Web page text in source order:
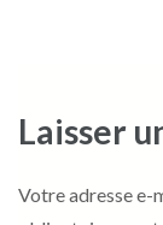
Laisser
Votre adresse e-